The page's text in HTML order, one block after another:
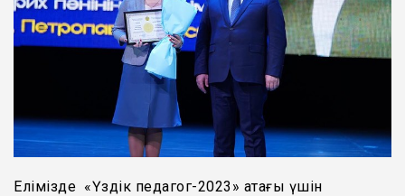
Елімізде «Үздік педагог-2023» атағы үшін